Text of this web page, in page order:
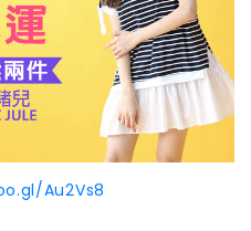
Au2Vs8